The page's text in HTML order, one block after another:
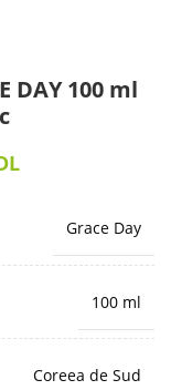
DAY 100 ml
Grace Day
100 ml
Coreea de Sud